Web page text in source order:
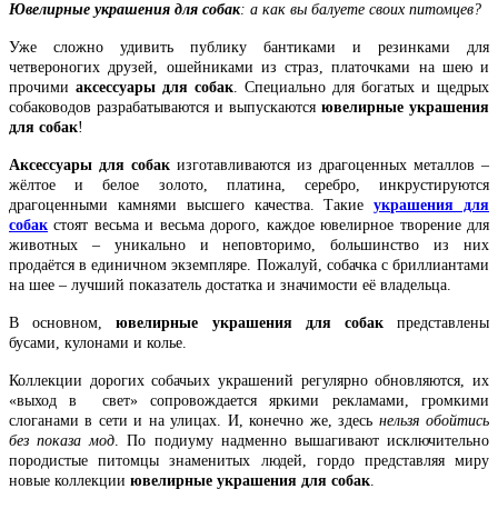
Ювелирные украшения для собак: а как вы балуете своих питомцев?
Уже сложно удивить публику бантиками и резинками для
четвероногих друзей, ошейниками из страз, платочками на шею и
прочими аксессуары для собак. Специально для богатых и щедрых
собаководов разрабатываются и выпускаются ювелирные украшения
для собак!
Аксессуары для собак изготавливаются из драгоценных металлов –
жёлтое и белое золото, платина, серебро, инкрустируются
драгоценными камнями высшего качества. Такиеукрашения для
собак стоят весьма и весьма дорого, каждое ювелирное творение для
животных – уникально и неповторимо, большинство из них
продаётся в единичном экземпляре. Пожалуй, собачка с бриллиантами
на шее – лучший показатель достатка и значимости её владельца.
В основном,ювелирные украшения для собакпредставлены
бусами, кулонами и колье.
Коллекции дорогих собачьих украшений регулярно обновляются, их
«выход в свет» сопровождается яркими рекламами, громкими
слоганами в сети и на улицах. И, конечно же, здесь нельзя обойтись
без показа мод. По подиуму надменно вышагивают исключительно
породистые питомцы знаменитых людей, гордо представляя миру
новые коллекции ювелирные украшения для собак.